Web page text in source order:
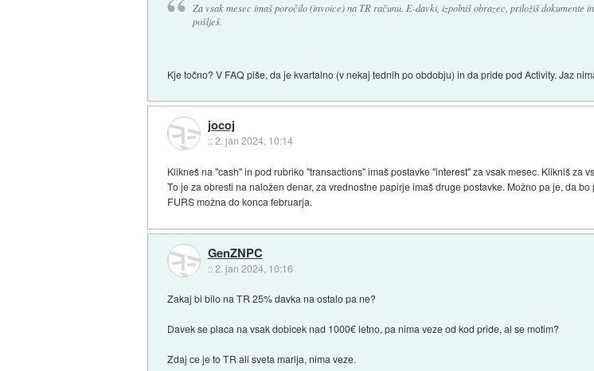
Za vsak mesec imaš poročilo (invoice) na TR računu. E-davki, izpolniš obrazec, priložiš dokumente in
pošlješ.
Kje točno? V FAQ piše, da je kvartalno (v nekaj tednih po obdobju) in da pride pod Activity. Jaz
jocoj
::2. jan 2024, 10:14
Klikneš na "cash" in pod rubriko "transactions" imaš postavke "interest" za vsak mesec. Klikniš za
To je za obresti na naložen denar, za vrednostne papirje imaš druge postavke. Možno pa je, da
FURS možna do konca februarja.
GenZNPC
::2. jan 2024, 10:16
Zakaj bi bilo na TR 25% davka na ostalo pa ne?
Davek se placa na vsak dobicek nad 1000€ letno, pa nima veze od kod pride, al se motim?
Zdaj ce je to TR ali sveta marija, nima veze.